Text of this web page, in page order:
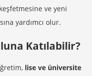
ve yeni
yardımcı olur.
Katılabilir?
lise ve üniversite